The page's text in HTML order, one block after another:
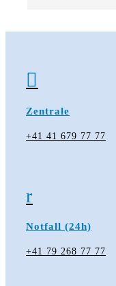

Zentrale
+41 41 679 77 77
r
Notfall (24h)
+41 79 268 77 77